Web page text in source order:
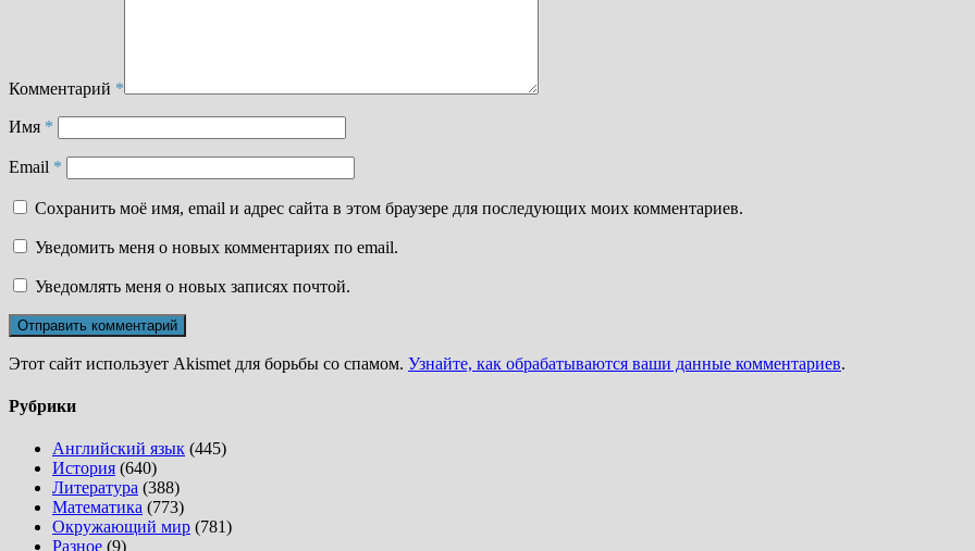
Комментарий *
Имя *
Email *
Сохранить моё имя, email и адрес сайта в этом браузере для последующих моих комментариев.
Уведомить меня о новых комментариях по email.
Уведомлять меня о новых записях почтой.
Этот сайт использует Akismet для борьбы со спамом. Узнайте, как обрабатываются ваши данные комментариев.
Рубрики
Английский язык (445)
История (640)
Литература (388)
Математика (773)
Окружающий мир (781)
Разное (9)